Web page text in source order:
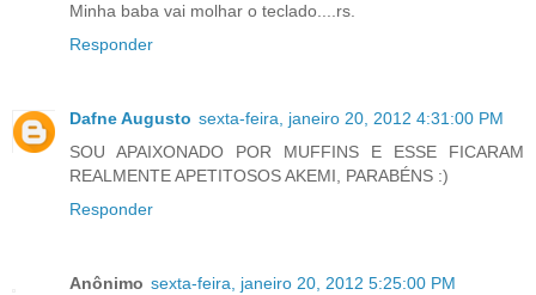
Minha baba vai molhar o teclado....rs.
Responder
Dafne Augusto sexta-feira, janeiro 20, 2012 4:31:00 PM
SOU APAIXONADO POR MUFFINS E ESSE FICARAM
REALMENTE APETITOSOS AKEMI, PARABÉNS :)
Responder
Anônimo sexta-feira, janeiro 20, 2012 5:25:00 PM